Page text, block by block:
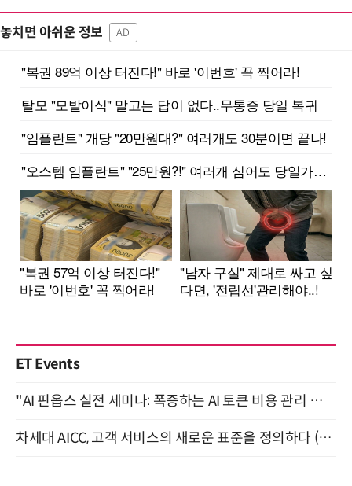
놓치면 아쉬운 정보 AD
ET Events
"AI 핀옵스 실전 세미나: 폭증하는 AI 토큰 비용 관리 전략" 8월 21일 개최
차세대 AICC, 고객 서비스의 새로운 표준을 정의하다 (9/9)